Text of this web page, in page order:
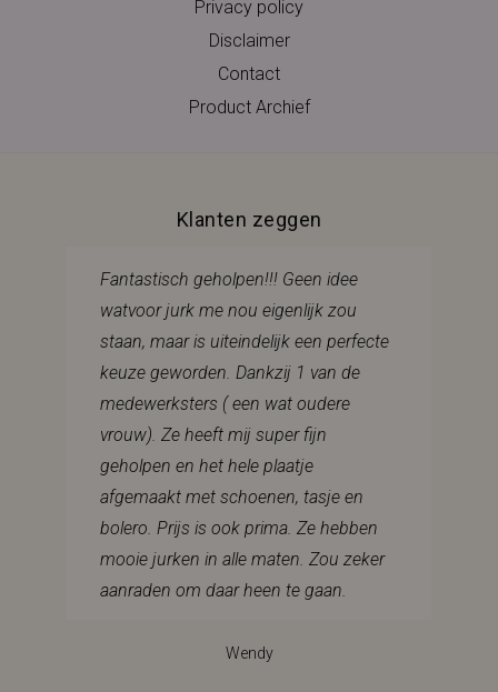
Privacy policy
Disclaimer
Contact
Product Archief
Klanten zeggen
Fantastisch geholpen!!! Geen idee
watvoor jurk me nou eigenlijk zou
staan, maar is uiteindelijk een perfecte
keuze geworden. Dankzij 1 van de
medewerksters ( een wat oudere
vrouw). Ze heeft mij super fijn
geholpen en het hele plaatje
afgemaakt met schoenen, tasje en
bolero. Prijs is ook prima. Ze hebben
mooie jurken in alle maten. Zou zeker
aanraden om daar heen te gaan.
Wendy